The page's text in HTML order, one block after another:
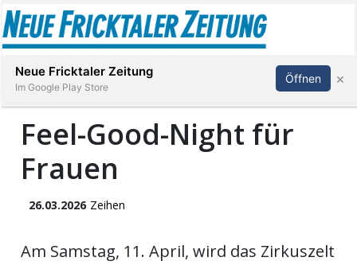
Stellen
Abonnieren Anmelden
Feel-Good-Night für
Frauen
26.03.2026 Zeihen
Am Samstag, 11. April, wird das Zirkuszelt
Neue Fricktaler Zeitung
Im Google Play Store
Öffnen ×